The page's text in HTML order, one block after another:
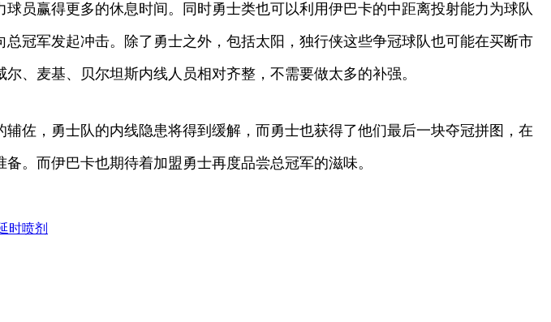
员赢得更多的休息时间。同时勇士类也可以利用伊巴卡的中距离投射能力为球队
冠军发起冲击。除了勇士之外，包括太阳，独行侠这些争冠球队也可能在买断市
、麦基、贝尔坦斯内线人员相对齐整，不需要做太多的补强。
佐，勇士队的内线隐患将得到缓解，而勇士也获得了他们最后一块夺冠拼图，在
。而伊巴卡也期待着加盟勇士再度品尝总冠军的滋味。
时喷剂